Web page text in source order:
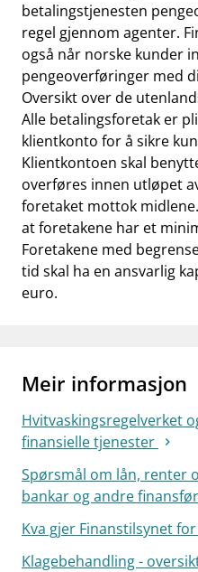
betalingstjenesten
regel gjennom agenter.
også når norske kunder
pengeoverføringer med
Oversikt over de
Alle betalingsforetak er
klientkonto for å sikre
Klientkontoen skal
overføres innen utløpet
foretaket mottok
at foretakene har et
Foretakene med
tid skal ha en ansvarlig
euro.
Meir informasjon
Hvitvaskingsregelverket
finansielle tjenester
Spørsmål om lån, renter
bankar og andre
Kva gjer Finanstilsynet
Klagebehandling -